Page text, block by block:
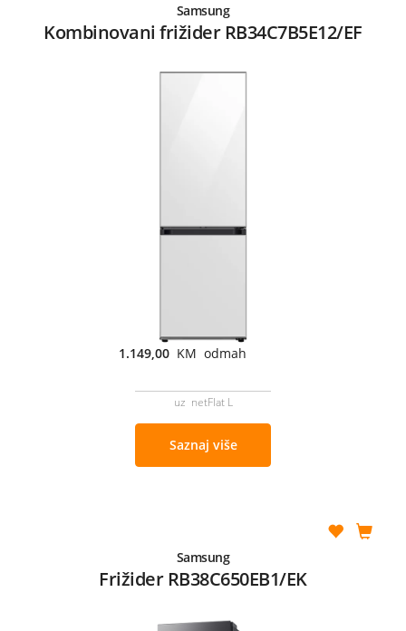
Samsung
Kombinovani frižider RB34C7B5E12/EF
1.149,00 KM odmah
uz netFlat L
Saznaj više
Samsung
Frižider RB38C650EB1/EK